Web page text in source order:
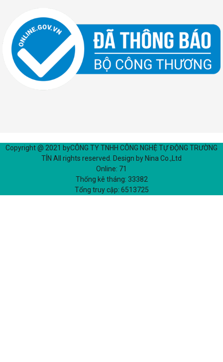
Copyright @ 2021 byCÔNG TY TNHH CÔNG NGHỆ TỰ ĐỘNG TRƯỜNG
TÍN All rights reserved. Design by Nina Co.,Ltd
Online: 71
Thống kê tháng: 33382
Tổng truy cập: 6513725